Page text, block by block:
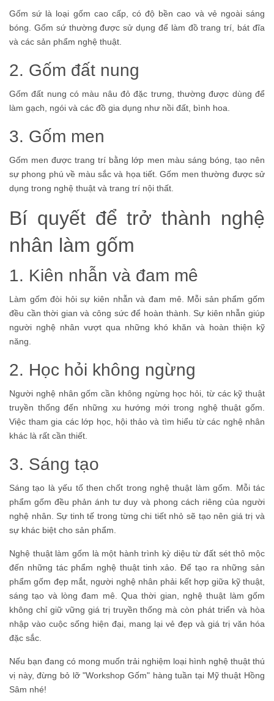
Gốm sứ là loại gốm cao cấp, có độ bền cao và vẻ ngoài sáng
bóng. Gốm sứ thường được sử dụng để làm đồ trang trí, bát đĩa
và các sản phẩm nghệ thuật.
2. Gốm đất nung
Gốm đất nung có màu nâu đỏ đặc trưng, thường được dùng để
làm gạch, ngói và các đồ gia dụng như nồi đất, bình hoa.
3. Gốm men
Gốm men được trang trí bằng lớp men màu sáng bóng, tạo nên
sự phong phú về màu sắc và họa tiết. Gốm men thường được sử
dụng trong nghệ thuật và trang trí nội thất.
Bí quyết để trở thành nghệ
nhân làm gốm
1. Kiên nhẫn và đam mê
Làm gốm đòi hỏi sự kiên nhẫn và đam mê. Mỗi sản phẩm gốm
đều cần thời gian và công sức để hoàn thành. Sự kiên nhẫn giúp
người nghệ nhân vượt qua những khó khăn và hoàn thiện kỹ
năng.
2. Học hỏi không ngừng
Người nghệ nhân gốm cần không ngừng học hỏi, từ các kỹ thuật
truyền thống đến những xu hướng mới trong nghệ thuật gốm.
Việc tham gia các lớp học, hội thảo và tìm hiểu từ các nghệ nhân
khác là rất cần thiết.
3. Sáng tạo
Sáng tạo là yếu tố then chốt trong nghệ thuật làm gốm. Mỗi tác
phẩm gốm đều phản ánh tư duy và phong cách riêng của người
nghệ nhân. Sự tinh tế trong từng chi tiết nhỏ sẽ tạo nên giá trị và
sự khác biệt cho sản phẩm.
Nghệ thuật làm gốm là một hành trình kỳ diệu từ đất sét thô mộc
đến những tác phẩm nghệ thuật tinh xảo. Để tạo ra những sản
phẩm gốm đẹp mắt, người nghệ nhân phải kết hợp giữa kỹ thuật,
sáng tạo và lòng đam mê. Qua thời gian, nghệ thuật làm gốm
không chỉ giữ vững giá trị truyền thống mà còn phát triển và hòa
nhập vào cuộc sống hiện đại, mang lại vẻ đẹp và giá trị văn hóa
đặc sắc.
Nếu bạn đang có mong muốn trải nghiệm loại hình nghệ thuật thú
vị này, đừng bỏ lỡ "Workshop Gốm" hàng tuần tại Mỹ thuật Hồng
Sâm nhé!